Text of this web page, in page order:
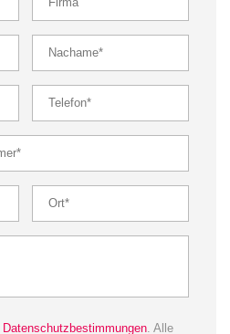
Datenschutzbestimmungen. Alle